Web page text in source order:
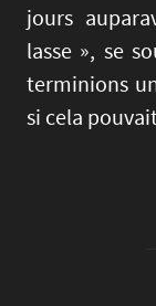
jours
lasse », se
terminions
si cela